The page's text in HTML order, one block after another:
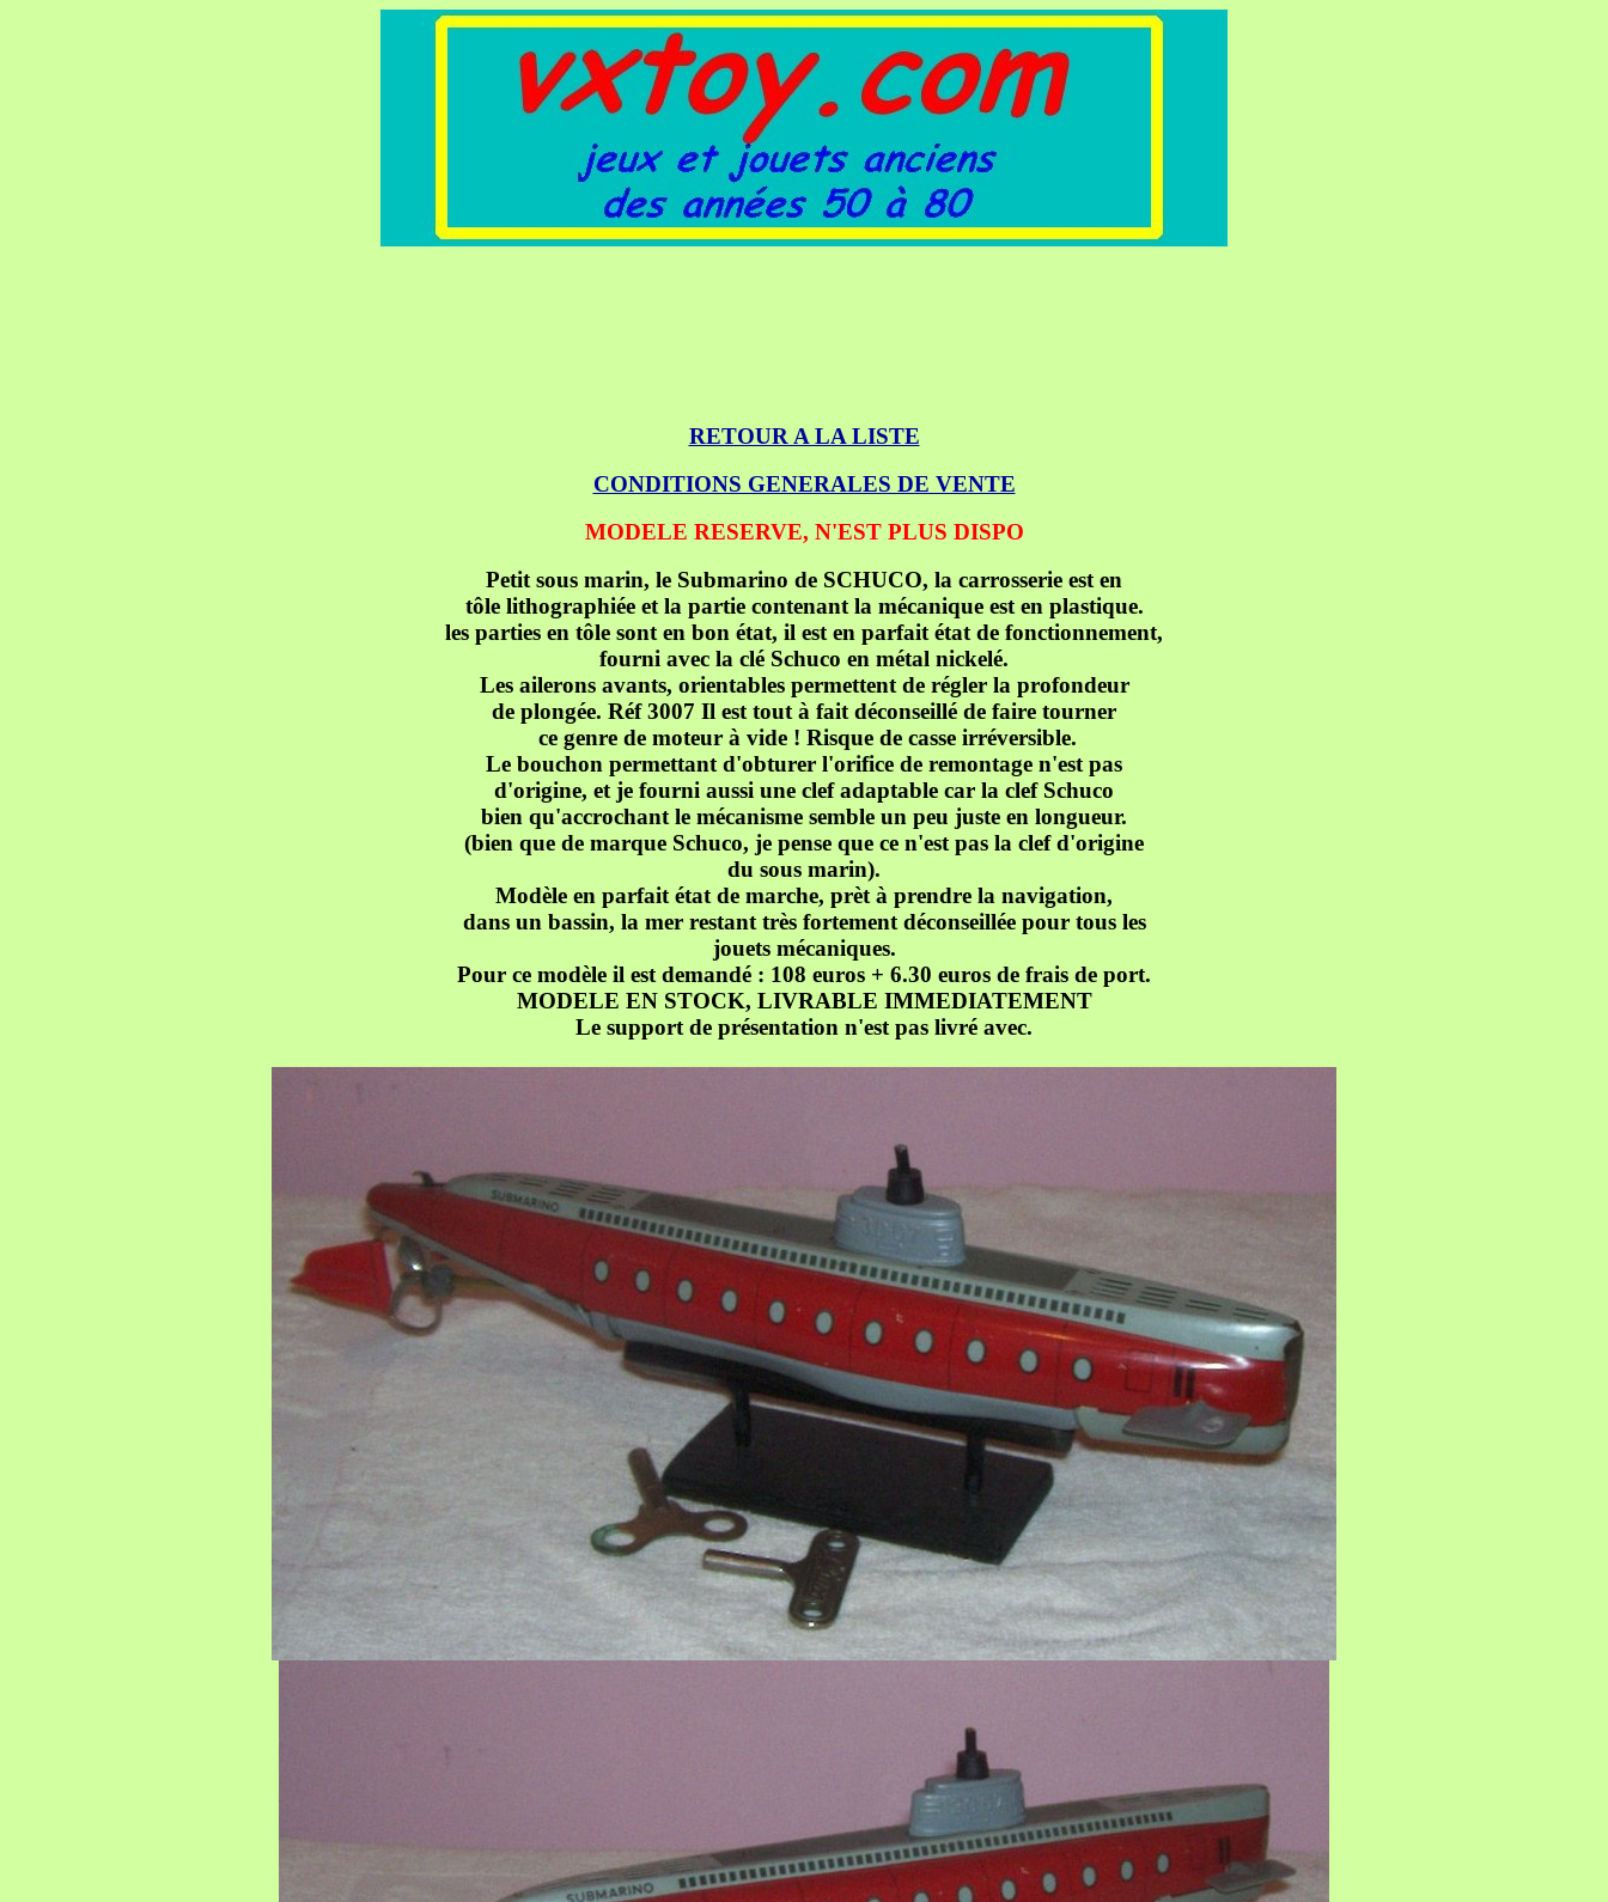
RETOUR A LA LISTE
CONDITIONS GENERALES DE VENTE
MODELE RESERVE, N'EST PLUS DISPO
Petit sous marin, le Submarino de SCHUCO, la carrosserie est en
tôle lithographiée et la partie contenant la mécanique est en plastique.
les parties en tôle sont en bon état, il est en parfait état de fonctionnement,
fourni avec la clé Schuco en métal nickelé.
Les ailerons avants, orientables permettent de régler la profondeur
de plongée. Réf 3007 Il est tout à fait déconseillé de faire tourner
ce genre de moteur à vide ! Risque de casse irréversible.
Le bouchon permettant d'obturer l'orifice de remontage n'est pas
d'origine, et je fourni aussi une clef adaptable car la clef Schuco
bien qu'accrochant le mécanisme semble un peu juste en longueur.
(bien que de marque Schuco, je pense que ce n'est pas la clef d'origine
du sous marin).
Modèle en parfait état de marche, prèt à prendre la navigation,
dans un bassin, la mer restant très fortement déconseillée pour tous les
jouets mécaniques.
Pour ce modèle il est demandé : 108 euros + 6.30 euros de frais de port.
MODELE EN STOCK, LIVRABLE IMMEDIATEMENT
Le support de présentation n'est pas livré avec.